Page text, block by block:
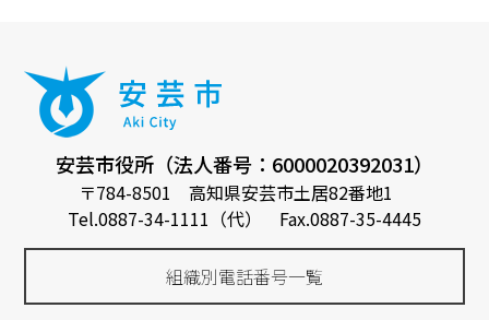
安芸市役所（法人番号：6000020392031）
〒784-8501 高知県安芸市土居82番地1
Tel.0887-34-1111（代） Fax.0887-35-4445
組織別電話番号一覧